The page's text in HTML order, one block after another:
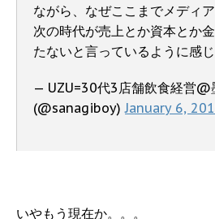
ながら、なぜここまでメディ
次の時代が売上とか資本とか
たないと言っているように感じ
— UZU=30代3店舗飲食経営@
(@sanagiboy)January 6,
いやもう現在か。。。